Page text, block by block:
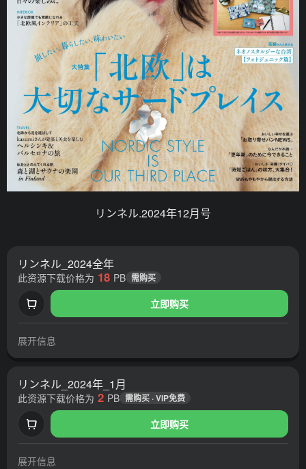
リンネル.2024年12月号
リンネル_2024全年
立即购买
此资源下载价格为 18 PB 需购买
展开信息
リンネル_2024年_1月
立即购买
此资源下载价格为 2 PB 需购买 · VIP免费
展开信息